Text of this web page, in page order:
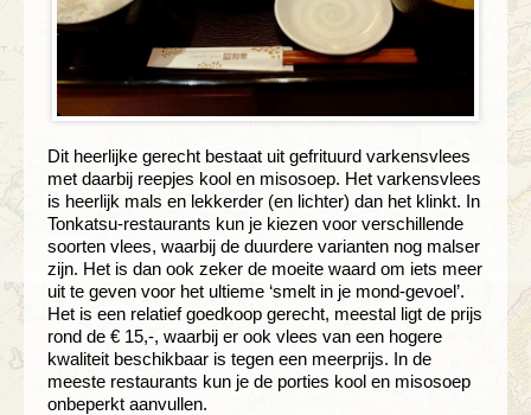
Dit heerlijke gerecht bestaat uit gefrituurd varkensvlees
met daarbij reepjes kool en misosoep. Het varkensvlees
is heerlijk mals en lekkerder (en lichter) dan het klinkt. In
Tonkatsu-restaurants kun je kiezen voor verschillende
soorten vlees, waarbij de duurdere varianten nog malser
zijn. Het is dan ook zeker de moeite waard om iets meer
uit te geven voor het ultieme ‘smelt in je mond-gevoel’.
Het is een relatief goedkoop gerecht, meestal ligt de prijs
rond de € 15,-, waarbij er ook vlees van een hogere
kwaliteit beschikbaar is tegen een meerprijs. In de
meeste restaurants kun je de porties kool en misosoep
onbeperkt aanvullen.